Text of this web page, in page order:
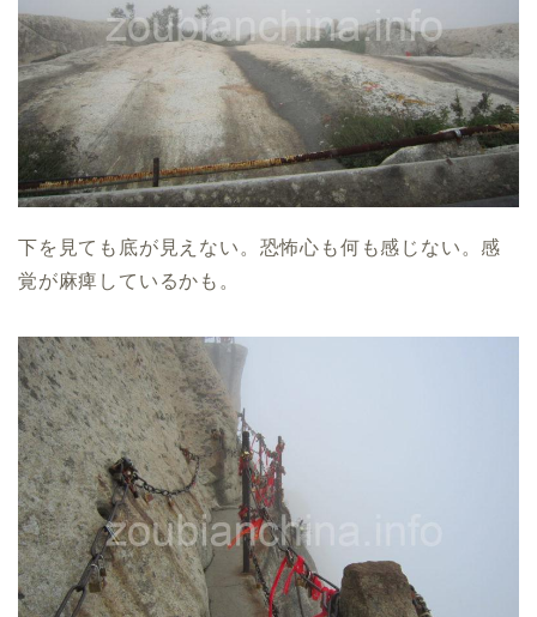
下を見ても底が見えない。恐怖心も何も感じない。感
覚が麻痺しているかも。